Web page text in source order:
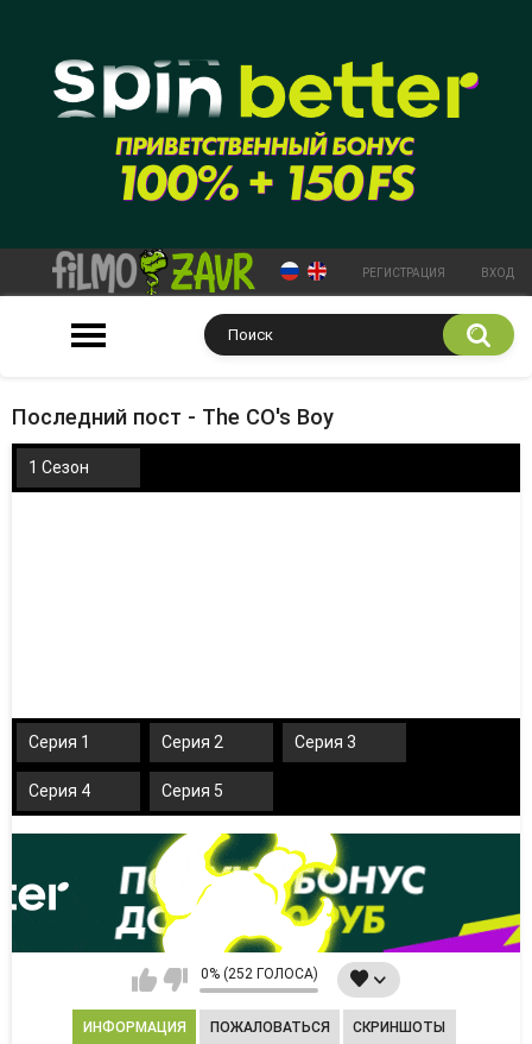
РЕГИСТРАЦИЯ ВХОД
Последний пост - The CO's Boy
1 Сезон
Серия 1 Серия 2 Серия 3
Серия 4 Серия 5
0% (252 ГОЛОСА)
ИНФОРМАЦИЯ ПОЖАЛОВАТЬСЯ СКРИНШОТЫ